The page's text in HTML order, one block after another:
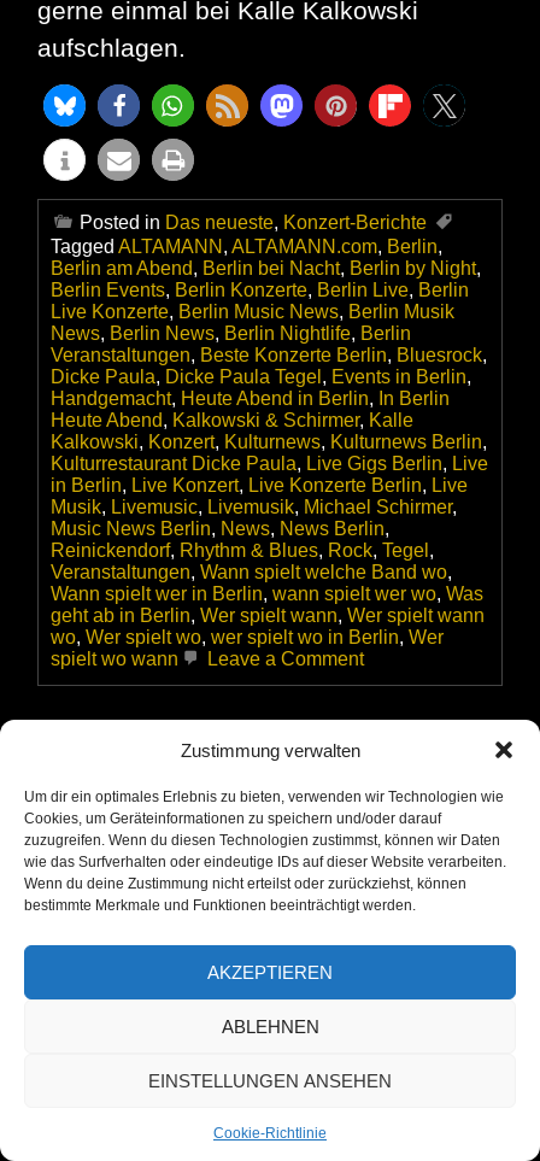
Zustimmung verwalten
Um dir ein optimales Erlebnis zu bieten, verwenden wir Technologien wie
Cookies, um Geräteinformationen zu speichern und/oder darauf
zuzugreifen. Wenn du diesen Technologien zustimmst, können wir Daten
wie das Surfverhalten oder eindeutige IDs auf dieser Website verarbeiten.
Wenn du deine Zustimmung nicht erteilst oder zurückziehst, können
bestimmte Merkmale und Funktionen beeinträchtigt werden.
AKZEPTIEREN
ABLEHNEN
EINSTELLUNGEN ANSEHEN
Cookie-Richtlinie
gerne einmal bei Kalle Kalkowski
aufschlagen.
Posted in Das neueste, Konzert-Berichte
Tagged ALTAMANN , ALTAMANN.com, Berlin,
Berlin am Abend, Berlin bei Nacht, Berlin by Night,
Berlin Events, Berlin Konzerte, Berlin Live, Berlin
Live Konzerte, Berlin Music News, Berlin Musik
News, Berlin News, Berlin Nightlife, Berlin
Veranstaltungen, Beste Konzerte Berlin, Bluesrock,
Dicke Paula, Dicke Paula Tegel , Events in Berlin,
Handgemacht, Heute Abend in Berlin, In Berlin
Heute Abend, Kalkowski & Schirmer, Kalle
Kalkowski, Konzert, Kulturnews, Kulturnews Berlin,
Kulturrestaurant Dicke Paula, Live Gigs Berlin, Live
in Berlin, Live Konzert, Live Konzerte Berlin, Live
Musik, Livemusic, Livemusik, Michael Schirmer,
Music News Berlin, News, News Berlin,
Reinickendorf, Rhythm & Blues, Rock, Tegel ,
Veranstaltungen, Wann spielt welche Band wo,
Wann spielt wer in Berlin, wann spielt wer wo, Was
geht ab in Berlin, Wer spielt wann, Wer spielt wann
wo, Wer spielt wo, wer spielt wo in Berlin, Wer
spielt wo wann
Leave a Commenton
und
mit
ihrem
Programm
Halb
&
Halb
Paula
in der Biesdorfer Parkbühne zur
„Rock-Party“
Posted on24. August 2025/by ALTAMANN/